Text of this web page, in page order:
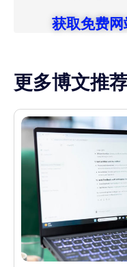
获取免费
更多博文推